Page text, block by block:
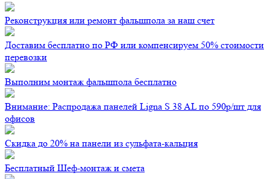
Реконструкция или ремонт фальшпола за наш счет
Доставим бесплатно по РФ или компенсируем 50% стоимости
перевозки
Выполним монтаж фальшпола бесплатно
Внимание: Распродажа панелей Ligna S 38 AL по 590р/шт для
офисов
Скидка до 20% на панели из сульфата-кальция
Бесплатный Шеф-монтаж и смета